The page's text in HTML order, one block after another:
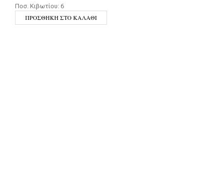
Ποσ. Κιβωτίου: 6
ΠΡΟΣΘΉΚΗ ΣΤΟ ΚΑΛΆΘΙ